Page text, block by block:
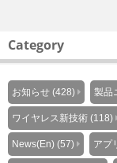
Category
お知らせ (428) 製品
ワイヤレス新技術 (118)
News(En) (57) アプ